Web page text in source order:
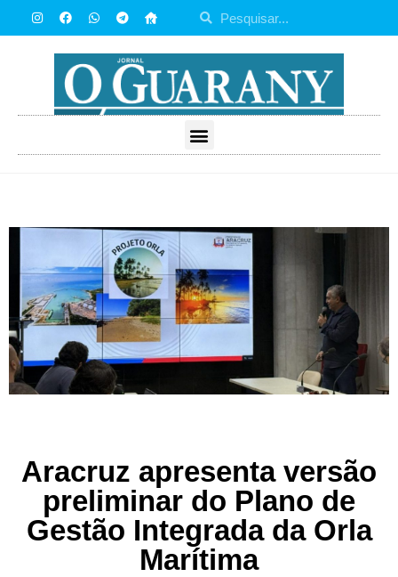
Aracruz apresenta versão
preliminar do Plano de
Gestão Integrada da Orla
Marítima